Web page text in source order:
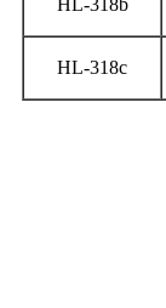
HL-318b
HL-318c